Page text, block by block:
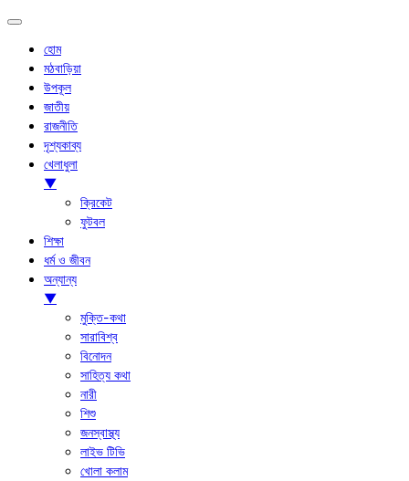
হোম
মঠবাড়িয়া
উপকূল
জাতীয়
রাজনীতি
দৃশ্যকাব্য
খেলাধুলা
▼
ক্রিকেট
ফুটবল
শিক্ষা
ধর্ম ও জীবন
অন্যান্য
▼
মুক্তি-কথা
সারাবিশ্ব
বিনোদন
সাহিত্য কথা
নারী
শিশু
জনস্বাস্থ্য
লাইভ টিভি
খোলা কলাম